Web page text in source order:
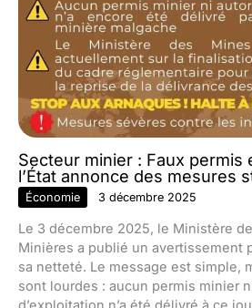
Secteur minier : Faux permis
l’État annonce des mesures
Économie 3 décembre 2025
Le 3 décembre 2025, le Ministère
Minières a publié un avertissement
sa netteté. Le message est simple,
sont lourdes : aucun permis minier